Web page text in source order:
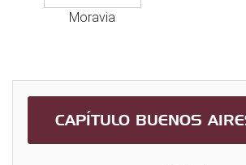
Moravia
CAPÍTULO BUENOS